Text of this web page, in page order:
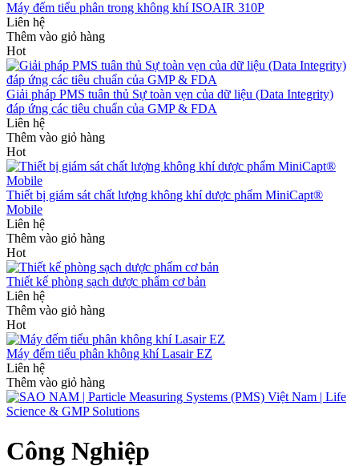
Máy đếm tiểu phân trong không khí ISOAIR 310P
Liên hệ
Thêm vào giỏ hàng
Hot
Giải pháp PMS tuân thủ Sự toàn vẹn của dữ liệu (Data Integrity)
đáp ứng các tiêu chuẩn của GMP & FDA
Liên hệ
Thêm vào giỏ hàng
Hot
Thiết bị giám sát chất lượng không khí dược phẩm MiniCapt®
Mobile
Liên hệ
Thêm vào giỏ hàng
Hot
Thiết kế phòng sạch dược phẩm cơ bản
Liên hệ
Thêm vào giỏ hàng
Hot
Máy đếm tiểu phân không khí Lasair EZ
Liên hệ
Thêm vào giỏ hàng
Công Nghiệp